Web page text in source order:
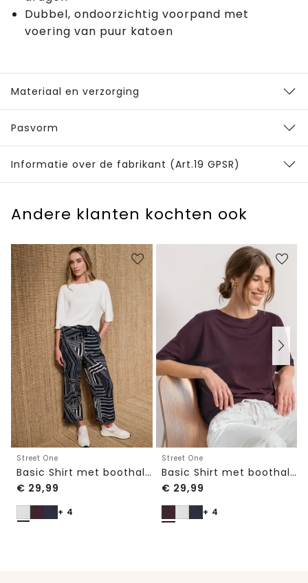
Dubbel, ondoorzichtig voorpand met
voering van puur katoen
Materiaal en verzorging
Pasvorm
Informatie over de fabrikant (Art.19 GPSR)
Andere klanten kochten ook
Street One
Basic Shirt met boothals en elastische zoom
€ 29,99
+ 4
Street One
Basic Shirt met boothals en elastische zoom
€ 29,99
+ 4